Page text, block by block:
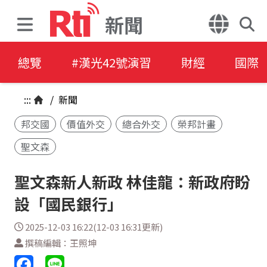
新聞
總覽 #漢光42號演習 財經 國際
::: / 新聞
邦交國
價值外交 總合外交
榮邦計畫
聖文森
聖文森新人新政 林佳龍：新政府盼
設「國民銀行」
2025-12-03 16:22(12-03 16:31更新)
撰稿編輯：王照坤